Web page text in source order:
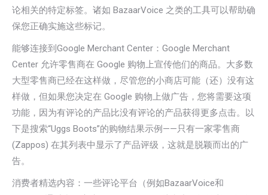
论相关的特定标签。诸如 BazaarVoice 之类的工具可以帮助确
保您正确实施这些标记。
能够连接到Google Merchant Center：Google Merchant
Center 允许零售商在 Google 购物上宣传他们的商品。大多数
大型零售商已经在这样做，尽管您的小商店可能（还）没有这
样做，但如果您决定在 Google 购物上做广告，您将需要这项
功能，因为有评论的产品比没有评论的产品获得更多点击。以
下是搜索“Uggs Boots”的购物结果示例——只有一家零售商
(Zappos) 在其列表中显示了产品评级，这就是脱颖而出的广
告。
消费者精选内容：一些评论平台（例如BazaarVoice和